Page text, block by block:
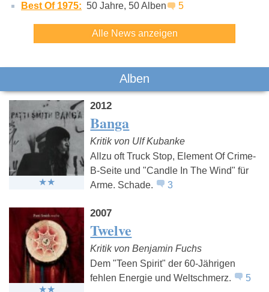
Best Of 1975: 50 Jahre, 50 Alben 5
Alle News anzeigen
Alben
2012
Banga
Kritik von Ulf Kubanke
Allzu oft Truck Stop, Element Of Crime-
B-Seite und "Candle In The Wind" für
Arme. Schade.
3
2007
Twelve
Kritik von Benjamin Fuchs
Dem "Teen Spirit" der 60-Jährigen
fehlen Energie und Weltschmerz.
5